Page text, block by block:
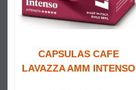
CAPSULAS CAFE
LAVAZZA AMM INTENSO